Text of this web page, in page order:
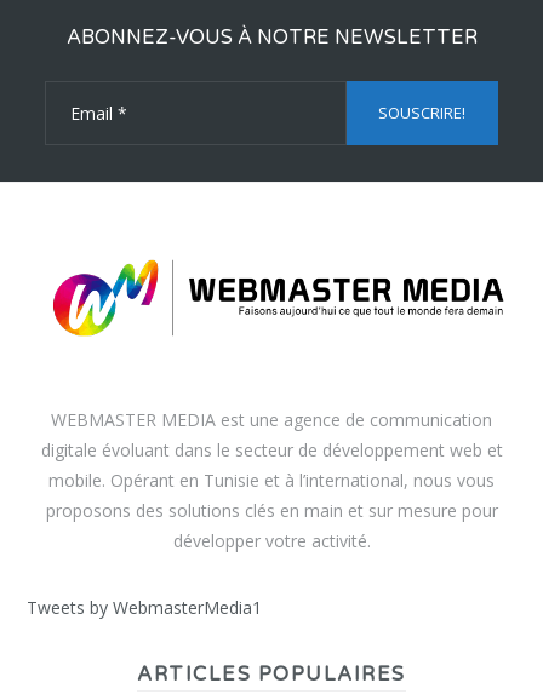
ABONNEZ-VOUS À NOTRE NEWSLETTER
WEBMASTER MEDIA est une agence de communication
digitale évoluant dans le secteur de développement web et
mobile. Opérant en Tunisie et à l’international, nous vous
proposons des solutions clés en main et sur mesure pour
développer votre activité.
Tweets by WebmasterMedia1
ARTICLES POPULAIRES